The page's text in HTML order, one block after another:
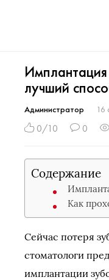
лучший
Администратор 16
0/10 0
Содержание
Как
Сейчас потеря
стоматологи
имплантации